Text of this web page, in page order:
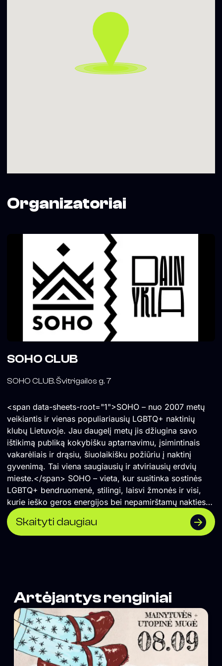
Gauk PROMO kodą įėjimui – siųsk SMS su tekstu SOHO
PENKTADIENIS numeriu +370 699 19092
Daugiau informacijos – www.sohoclub.lt
Soho Dainyklos projekto veiklas iš dalies finansuoja Vilniaus
miesto savivaldybė
Organizatoriai
SOHO CLUB
SOHO CLUB. Švitrigailos g. 7
<span data-sheets-root="1">SOHO – nuo 2007 metų
veikiantis ir vienas populiariausių LGBTQ+ naktinių
klubų Lietuvoje. Jau daugelį metų jis džiugina savo
ištikimą publiką kokybišku aptarnavimu, įsimintinais
vakarėliais ir drąsiu, šiuolaikišku požiūriu į naktinį
gyvenimą. Tai viena saugiausių ir atviriausių erdvių
mieste.</span> SOHO – vieta, kur susitinka sostinės
LGBTQ+ bendruomenė, stilingi, laisvi žmonės ir visi,
kurie ieško geros energijos bei nepamirštamų nakties
akimirkų.
Skaityti daugiau
Artėjantys renginiai